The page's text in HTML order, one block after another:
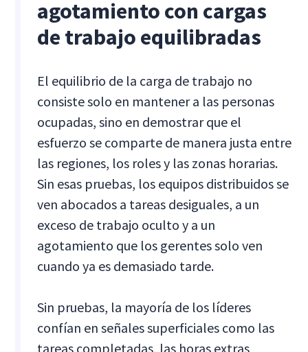
agotamiento con cargas
de trabajo equilibradas
El equilibrio de la carga de trabajo no
consiste solo en mantener a las personas
ocupadas, sino en demostrar que el
esfuerzo se comparte de manera justa entre
las regiones, los roles y las zonas horarias.
Sin esas pruebas, los equipos distribuidos se
ven abocados a tareas desiguales, a un
exceso de trabajo oculto y a un
agotamiento que los gerentes solo ven
cuando ya es demasiado tarde.
Sin pruebas, la mayoría de los líderes
confían en señales superficiales como las
tareas completadas, las horas extras